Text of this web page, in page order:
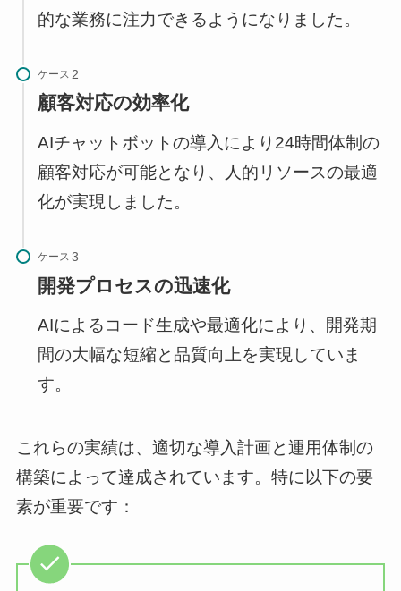
的な業務に注力できるようになりました。
ケース
顧客対応の効率化
AIチャットボットの導入により24時間体制の
顧客対応が可能となり、人的リソースの最適
化が実現しました。
ケース
開発プロセスの迅速化
AIによるコード生成や最適化により、開発期
間の大幅な短縮と品質向上を実現していま
す。
これらの実績は、適切な導入計画と運用体制の
構築によって達成されています。特に以下の要
素が重要です：